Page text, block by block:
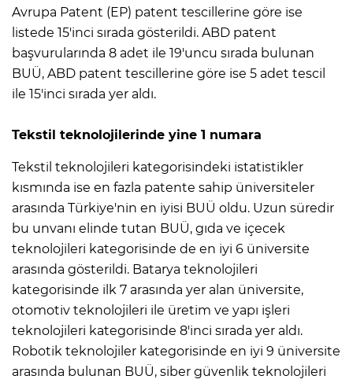
Avrupa Patent (EP) patent tescillerine göre ise
listede 15'inci sırada gösterildi. ABD patent
başvurularında 8 adet ile 19'uncu sırada bulunan
BUÜ, ABD patent tescillerine göre ise 5 adet tescil
ile 15'inci sırada yer aldı.
Tekstil teknolojilerinde yine 1 numara
Tekstil teknolojileri kategorisindeki istatistikler
kısmında ise en fazla patente sahip üniversiteler
arasında Türkiye'nin en iyisi BUÜ oldu. Uzun süredir
bu unvanı elinde tutan BUÜ, gıda ve içecek
teknolojileri kategorisinde de en iyi 6 üniversite
arasında gösterildi. Batarya teknolojileri
kategorisinde ilk 7 arasında yer alan üniversite,
otomotiv teknolojileri ile üretim ve yapı işleri
teknolojileri kategorisinde 8'inci sırada yer aldı.
Robotik teknolojiler kategorisinde en iyi 9 üniversite
arasında bulunan BUÜ, siber güvenlik teknolojileri